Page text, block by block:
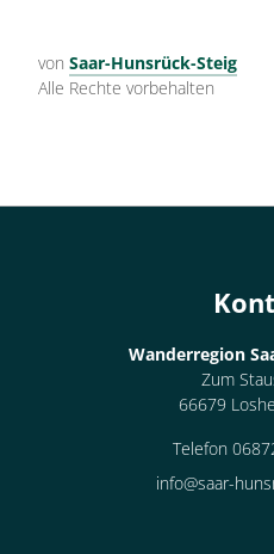
von Saar-Hunsrück-Steig
Alle Rechte vorbehalten
Wanderregion
Zum
66679
Telefon
info@saar-